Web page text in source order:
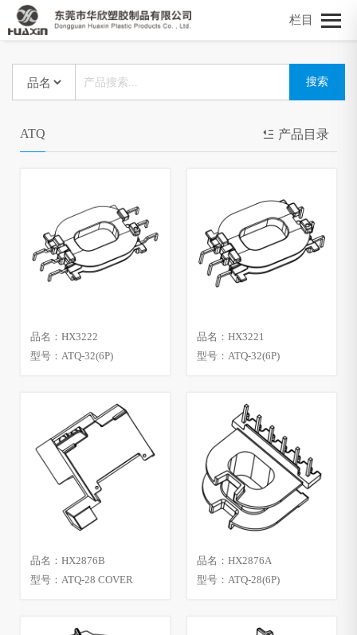
栏目
ATQ 产品目录
品名：HX3222
型号：ATQ-32(6P)
品名：HX3221
型号：ATQ-32(6P)
品名：HX2876B
型号：ATQ-28 COVER
品名：HX2876A
型号：ATQ-28(6P)